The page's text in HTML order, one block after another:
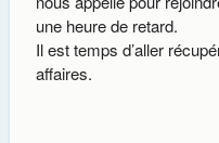
une heure de retard.
Il est temps d’aller
affaires.